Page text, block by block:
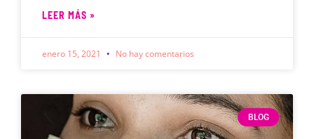
LEER MÁS »
enero 15, 2021 No hay comentarios
BLOG